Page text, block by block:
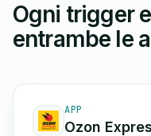
Ogni trigger
entrambe le
APP
Ozon